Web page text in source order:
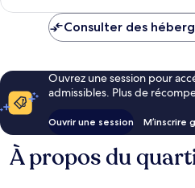
Consulter des
Ouvrez une session pour
admissibles. Plus de
Ouvrir une session M’inscrire
À propos du